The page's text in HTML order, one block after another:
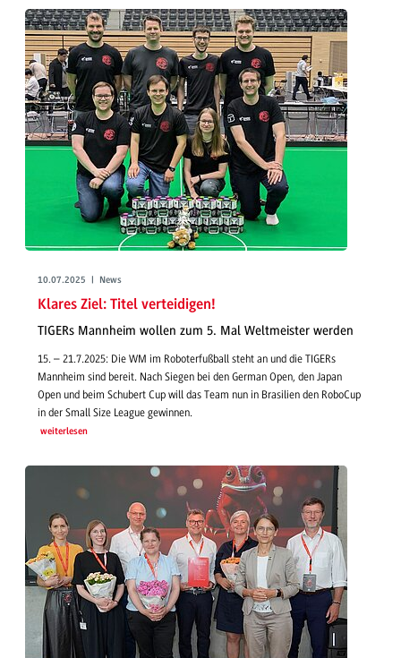
10.07.2025 | News
Klares Ziel: Titel verteidigen!
TIGERs Mannheim wollen zum 5. Mal Weltmeister werden
15. – 21.7.2025: Die WM im Roboterfußball steht an und die TIGERs
Mannheim sind bereit. Nach Siegen bei den German Open, den Japan
Open und beim Schubert Cup will das Team nun in Brasilien den RoboCup
in der Small Size League gewinnen.
weiterlesen